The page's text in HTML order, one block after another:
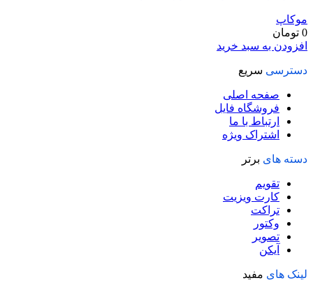
موکاپ
0 تومان
افزودن به سبد خرید
دسترسی سریع
صفحه اصلی
فروشگاه فایل
ارتباط با ما
اشتراک ویژه
دسته های برتر
تقویم
کارت ویزیت
تراکت
وکتور
تصویر
آیکن
لینک های مفید